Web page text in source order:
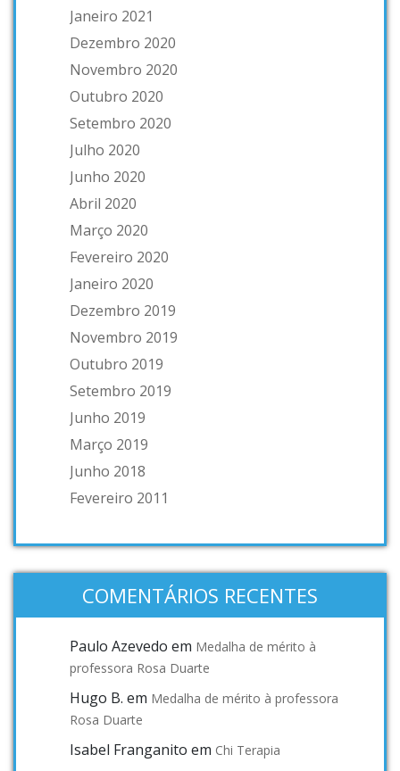
Janeiro 2021
Dezembro 2020
Novembro 2020
Outubro 2020
Setembro 2020
Julho 2020
Junho 2020
Abril 2020
Março 2020
Fevereiro 2020
Janeiro 2020
Dezembro 2019
Novembro 2019
Outubro 2019
Setembro 2019
Junho 2019
Março 2019
Junho 2018
Fevereiro 2011
COMENTÁRIOS RECENTES
Paulo Azevedo em Medalha de mérito à
professora Rosa Duarte
Hugo B. em Medalha de mérito à professora
Rosa Duarte
Isabel Franganito em Chi Terapia